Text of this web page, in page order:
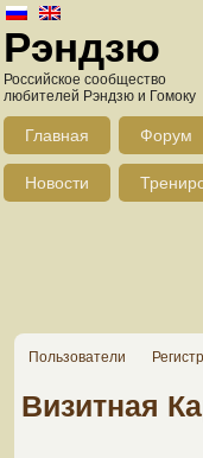
Рэндзю
Российское сообщество
любителей Рэндзю и Гомоку
Главная Форум
Новости
Пользователи
Визитная